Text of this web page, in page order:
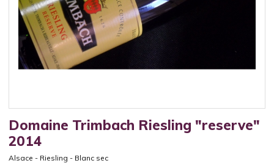
Domaine Trimbach Riesling "reserve"
2014
Alsace - Riesling - Blanc sec